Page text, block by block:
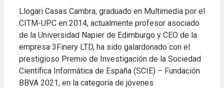
Llogari Casas Cambra, graduado en Multimedia por el
CITM-UPC en 2014, actualmente profesor asociado
de la Universidad Napier de Edimburgo y CEO de la
empresa 3Finery LTD, ha sido galardonado con el
prestigioso Premio de Investigación de la Sociedad
Científica Informática de España (SCIE) – Fundación
BBVA 2021, en la categoría de jóvenes